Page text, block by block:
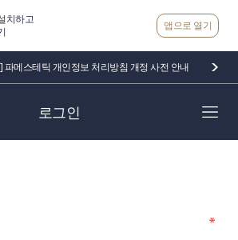
치하고
앱으로 열기
파메스테틱 개인정보 처리방침 개정 사전 안내
로그인